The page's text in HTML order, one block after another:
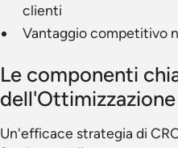
clienti
Vantaggio competitivo
Le componenti
Un'efficace strategia di